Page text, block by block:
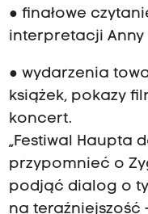
● finałowe
interpretacji Anny
● wydarzenia
książek, pokazy
koncert.
„Festiwal Haupta
przypomnieć o
podjąć dialog o
na teraźniejszość